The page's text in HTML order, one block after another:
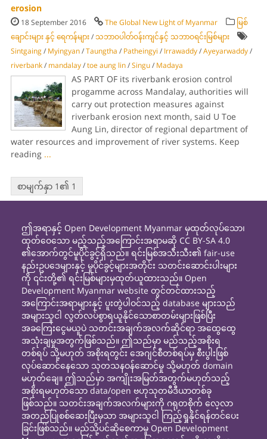
erosion
18 September 2016 The Global New Light of Myanmar
မြစ်
ချောင်းများ နှင့် ရေကန်များ/သဘာဝပါတ်ဝန်းကျင်နှင့် သဘာဝရင်းမြစ်များ
Sintgaing/ Myingyan/Taungtha / Patheingyi / Irrawaddy/Ayeyarwaddy/
riverbank/ mandalay/toe aung lin/Singu/ Madaya
AS PART OF its riverbank erosion control
progamme across Mandalay, authorities will
carry out protection measures against
riverbank erosion next month, said U Toe
Aung Lin, director of regional department of
water resources and improvement of river systems. Keep
reading ...
စာမျက်နှာ 1၏ 1
ဤအရာနှင့် Open Development Myanmar မှထုတ်လုပ်သော၊
ထုတ်ဝေသော မည့်သည့်အကြောင်းအရာမဆို CC BY-SA 4.0
၏အောက်တွင်မူပိုင်ခွင့်ရှိသည်။ ရင်းမြစ်အသီးသီး၏ fair-use
နည်းဥပဒေများနှင့် မူပိုင်ခွင့်များအတိုင်း သတင်းဆောင်းပါးများ
ကို ၎င်းတို့၏ ရင်းမြစ်များမှထုတ်ယူထားသည်။ Open
Development Myanmar website တွင်တင်ထားသည့်
အကြောင်းအရာများနှင့် ပူးတွဲပါဝင်သည့် database များသည်
အများသူငါ လွတ်လပ်စွာရယူနိုင်သောစာတမ်းများဖြစ်ပြီး
အခကြေးငွေမယူပဲ သတင်းအချက်အလက်ဆိုင်ရာ အထွေထွေ
အသုံးချမှုအတွက်ဖြစ်သည်။ ဤသည်မှာ မည်သည့်အစိုးရ
တစ်ရပ် သို့မဟုတ် အစိုးရတွင်း အေဂျင်စီတစ်ရပ်မှ စီးပွါးဖြစ်
လုပ်ဆောင်နေသော သုတသနဝန်ဆောင်မှု သို့မဟုတ် domain
မဟုတ်ချေ။ ဤသည်မှာ အကျိုးအမြတ်အတွက်မဟုတ်သည့်
အစိုးရမဟုတ်သော data/open ဗဟုသုတမီဒီယာတစ်ခု
ဖြစ်သည်။ သတင်းအချက်အလက်များကို ဂရုတစိုက် လေ့လာ
အတည်ပြုစစ်ဆေးပြီးမှသာ အများသူငါ ကြည့်ရှုနိုင်ရန်တင်ပေး
ခြင်းဖြစ်သည်။ မည်သို့ပင်ဆိုစေကာမူ Open Development